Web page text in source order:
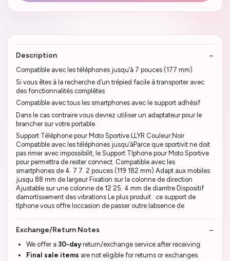
Description
Compatible avec les téléphones jusqu’à 7 pouces (177 mm)
Si vous êtes à la recherche d’un trépied facile à transporter avec
des fonctionnalités complètes
Compatible avec tous les smartphones avec le support adhésif
Dans le cas contraire vous devrez utiliser un adaptateur pour le
brancher sur votre portable
Support Téléphone pour Moto Sportive LLYR Couleur:Noir
Compatible avec les téléphones jusqu’àParce que sportivit ne doit
pas rimer avec impossibilit, le Support Tlphone pour Moto Sportive
pour permettra de rester connect. Compatible avec les
smartphones de 4. 7 7. 2 pouces (119 182 mm) Adapt aux mobiles
jusqu 88 mm de largeur Fixation sur la colonne de direction
Ajustable sur une colonne de 12 25. 4 mm de diamtre Dispositif
damortissement des vibrations Le plus produit : ce support de
tlphone vous offre loccasion de passer outre labsence de
Exchange/Return Notes
We offer a 30-dayreturn/exchange service after receiving.
Final sale items are not eligible for returns or exchanges.